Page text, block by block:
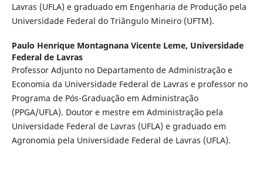
Lavras (UFLA) e graduado em Engenharia de Produção pela
Universidade Federal do Triângulo Mineiro (UFTM).
Paulo Henrique Montagnana Vicente Leme, Universidade
Federal de Lavras
Professor Adjunto no Departamento de Administração e
Economia da Universidade Federal de Lavras e professor no
Programa de Pós-Graduação em Administração
(PPGA/UFLA). Doutor e mestre em Administração pela
Universidade Federal de Lavras (UFLA) e graduado em
Agronomia pela Universidade Federal de Lavras (UFLA).